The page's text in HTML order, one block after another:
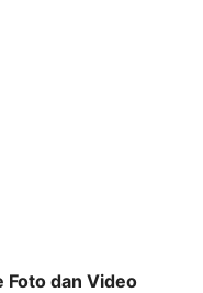
Foto dan Video